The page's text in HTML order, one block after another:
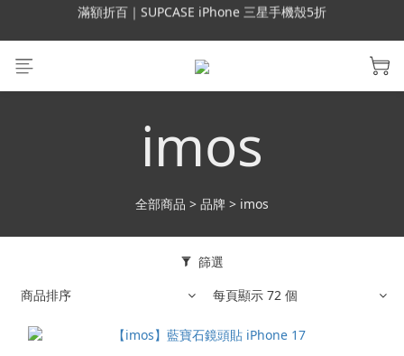
會員699免運｜父親節禮手機殼5折、行動電源66折
imos
全部商品 > 品牌 > imos
篩選
商品排序
每頁顯示 72 個